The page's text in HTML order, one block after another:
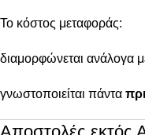
Το κόστος μεταφοράς:
διαμορφώνεται ανάλογα
γνωστοποιείται πάντα